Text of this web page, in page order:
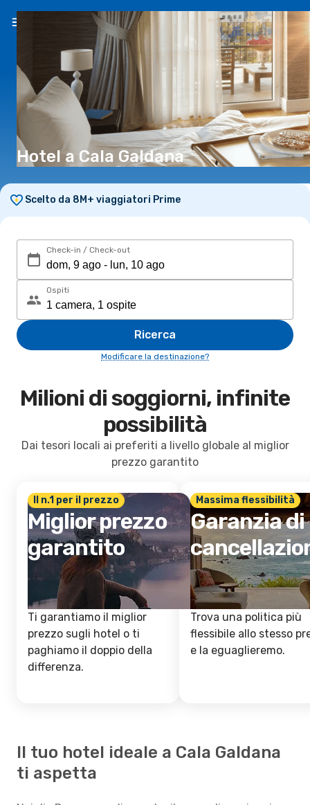
IT(€)
Hotel a Cala Galdana
Scelto da 8M+ viaggiatori Prime
Check-in / Check-out
Ospiti
Ricerca
Modificare la destinazione?
Milioni di soggiorni, infinite
possibilità
Dai tesori locali ai preferiti a livello globale al miglior
prezzo garantito
Il n.1 per il prezzo
Miglior prezzo
garantito
Ti garantiamo il miglior
prezzo sugli hotel o ti
paghiamo il doppio della
differenza.
Massima flessibilità
Garanzia di
Trova una politica più
flessibile allo stesso
e la eguaglieremo.
Il tuo hotel ideale a Cala Galdana
ti aspetta